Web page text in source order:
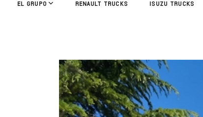
EL GRUPO RENAULT TRUCKS ISUZU TRUCKS